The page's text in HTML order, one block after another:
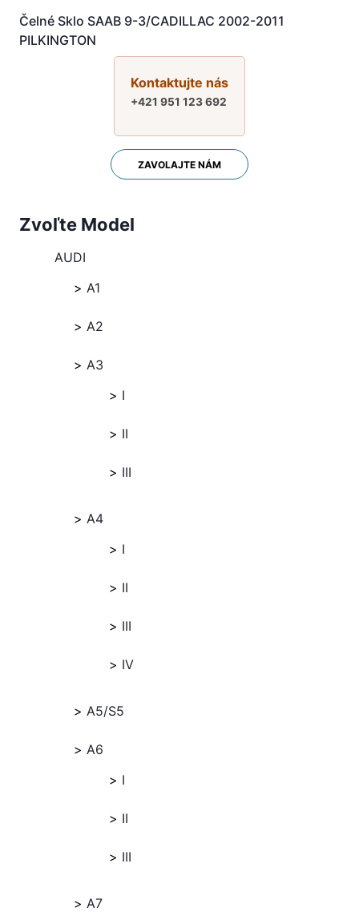
Čelné Sklo SAAB 9-3/CADILLAC 2002-2011
PILKINGTON
Kontaktujte nás
+421 951 123 692
ZAVOLAJTE NÁM
Zvoľte Model
AUDI
A1
A2
A3
I
II
III
A4
I
II
III
IV
A5/S5
A6
I
II
III
A7